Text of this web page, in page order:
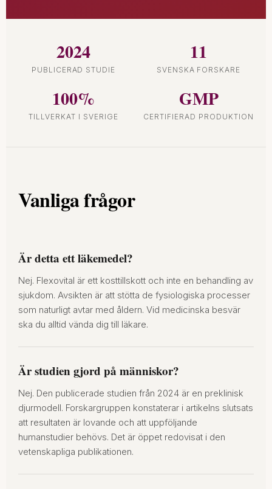
2024
PUBLICERAD STUDIE
11
SVENSKA FORSKARE
100%
TILLVERKAT I SVERIGE
GMP
CERTIFIERAD PRODUKTION
Vanliga frågor
Är detta ett läkemedel?
Nej. Flexovital är ett kosttillskott och inte en behandling av
sjukdom. Avsikten är att stötta de fysiologiska processer
som naturligt avtar med åldern. Vid medicinska besvär
ska du alltid vända dig till läkare.
Är studien gjord på människor?
Nej. Den publicerade studien från 2024 är en preklinisk
djurmodell. Forskargruppen konstaterar i artikelns slutsats
att resultaten är lovande och att uppföljande
humanstudier behövs. Det är öppet redovisat i den
vetenskapliga publikationen.